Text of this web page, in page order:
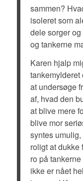
sammen?
isoleret som
dele sorger
og tankerne
Karen hjalp
tankemylderet
at undersøge
af, hvad den
at blive mere
blive mor
syntes
roligt at dukke
ro på
ikke er nået